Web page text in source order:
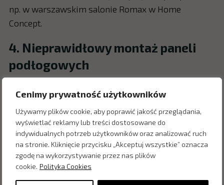
Cenimy prywatność użytkowników
Używamy plików cookie, aby poprawić jakość przeglądania,
wyświetlać reklamy lub treści dostosowane do
indywidualnych potrzeb użytkowników oraz analizować ruch
na stronie. Kliknięcie przycisku „Akceptuj wszystkie” oznacza
zgodę na wykorzystywanie przez nas plików
cookie. Polityka Cookies
np. w warszawskim salonie Romax w Home
Concept.
4. Nieprawidłowy montaż paneli
podłogowych
swoje właściwości, jeśli zostaną nieprawidłowo
zamontowane. Błędy takie jak niewłaściwe
przygotowanie podłoża, brak dylatacji,
czy nieodpowiednie łączenie paneli mogą prowadzić
do problemów, takich jak wybrzuszenia
czy pęknięcia.